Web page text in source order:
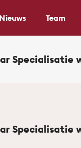
Nieuws Team
Specialisatie
Specialisatie